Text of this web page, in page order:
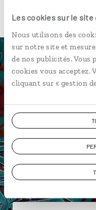
Les cookies sur le site
Nous utilisons des
sur notre site et
de nos publicités. Vous
cookies vous acceptez.
cliquant sur « gestion
Une
Guéliz